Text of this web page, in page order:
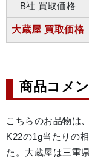
B社 買取価格
大蔵屋 買取価格
商品コメ
こちらのお品物は
K22の1g当たりの
た。大蔵屋は三重